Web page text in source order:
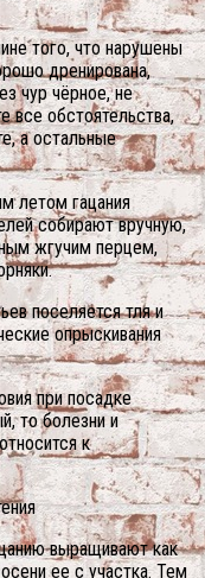
того, что нарушены
дренирована,
чур чёрное, не
все обстоятельства,
а остальные
летом гацания
собирают вручную,
жгучим перцем,
поселяется тля и
опрыскивания
при посадке
то болезни и
к
выращивают как
ее с участка. Тем